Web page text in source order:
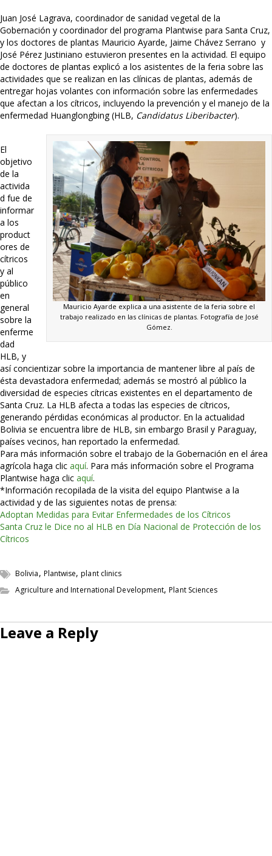
Juan José Lagrava, coordinador de sanidad vegetal de la
Gobernación y coordinador del programa Plantwise para Santa Cruz,
y los doctores de plantas Mauricio Ayarde, Jaime Chávez Serrano y
José Pérez Justiniano estuvieron presentes en la actividad. El equipo
de doctores de plantas explicó a los asistentes de la feria sobre las
actividades que se realizan en las clínicas de plantas, además de
entregar hojas volantes con información sobre las enfermedades
que afectan a los cítricos, incluyendo la prevención y el manejo de la
enfermedad Huanglongbing (HLB, Candidatus Liberibacter).
Mauricio Ayarde explica a una asistente de la feria sobre el
trabajo realizado en las clínicas de plantas. Fotografía de José
Gómez.
El
objetivo
de la
activida
d fue de
informar
a los
product
ores de
cítricos
y al
público
en
general
sobre la
enferme
dad
HLB, y
así concientizar sobre la importancia de mantener libre al país de
ésta devastadora enfermedad; además se mostró al público la
diversidad de especies cítricas existentes en el departamento de
Santa Cruz. La HLB afecta a todas las especies de cítricos,
generando pérdidas económicas al productor. En la actualidad
Bolivia se encuentra libre de HLB, sin embargo Brasil y Paraguay,
países vecinos, han reportado la enfermedad.
Para más información sobre el trabajo de la Gobernación en el área
agrícola haga clic aquí. Para más información sobre el Programa
Plantwise haga clic aquí.
*Información recopilada de la visita del equipo Plantwise a la
actividad y de las siguientes notas de prensa:
Adoptan Medidas para Evitar Enfermedades de los Cítricos
Santa Cruz le Dice no al HLB en Día Nacional de Protección de los
Cítricos
Bolivia, Plantwise,plant clinics
Agriculture and International Development,Plant Sciences
Leave a Reply